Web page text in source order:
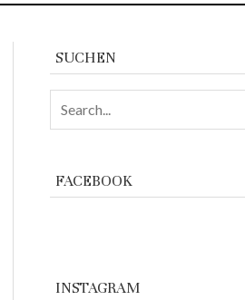
SUCHEN
FACEBOOK
INSTAGRAM